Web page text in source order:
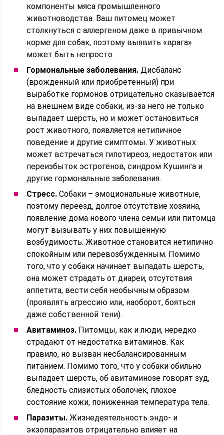
компоненты мяса промышленного
животноводства. Ваш питомец может
столкнуться с аллергеном даже в привычном
корме для собак, поэтому выявить «врага»
может быть непросто.
Гормональные заболевания. Дисбаланс
(врожденный или приобретенный) при
выработке гормонов отрицательно сказывается
на внешнем виде собаки, из-за него не только
выпадает шерсть, но и может остановиться
рост животного, появляется нетипичное
поведение и другие симптомы. У животных
может встречаться гипотиреоз, недостаток или
переизбыток эстрогенов, синдром Кушинга и
другие гормональные заболевания.
Стресс. Собаки – эмоциональные животные,
поэтому переезд, долгое отсутствие хозяина,
появление дома нового члена семьи или питомца
могут вызывать у них повышенную
возбудимость. Животное становится нетипично
спокойным или перевозбужденным. Помимо
того, что у собаки начинает выпадать шерсть,
она может страдать от диареи, отсутствия
аппетита, вести себя необычным образом
(проявлять агрессию или, наоборот, бояться
даже собственной тени).
Авитаминоз. Питомцы, как и люди, нередко
страдают от недостатка витаминов. Как
правило, но вызван несбалансированным
питанием. Помимо того, что у собаки обильно
выпадает шерсть, об авитаминозе говорят зуд,
бледность слизистых оболочек, плохое
состояние кожи, пониженная температура тела.
Паразиты. Жизнедеятельность эндо- и
экзопаразитов отрицательно влияет на